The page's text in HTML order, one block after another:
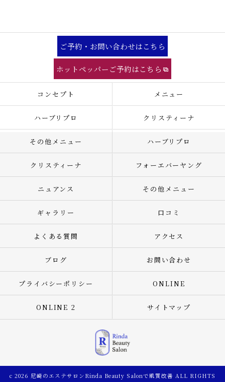
ご予約・お問い合わせはこちら
ホットペッパーご予約はこちら
コンセプト メニュー
ハーブリプロ クリスティーナ
その他メニュー ハーブリプロ
クリスティーナ フォーエバーヤング
ニュアンス その他メニュー
ギャラリー 口コミ
よくある質問 アクセス
ブログ お問い合わせ
プライバシーポリシー ONLINE
ONLINE 2 サイトマップ
c 2026 尼崎のエステサロンRinda Beauty Salonで肌質改善 ALL RIGHTS